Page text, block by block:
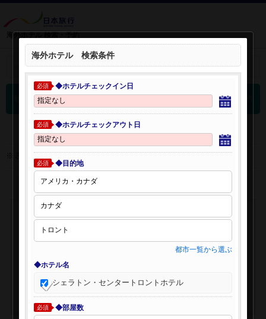
海外ホテル 検索・予約
検索条件を開く：
海外ホテル 検索結果
※表示金額はオンライン予約時の金額です。
海外ホテル 検索条件
必須 ◆ホテルチェックイン日
必須 ◆ホテルチェックアウト日
必須 ◆目的地
都市一覧から選ぶ
◆ホテル名
シェラトン・センタートロントホテル
必須 ◆部屋数